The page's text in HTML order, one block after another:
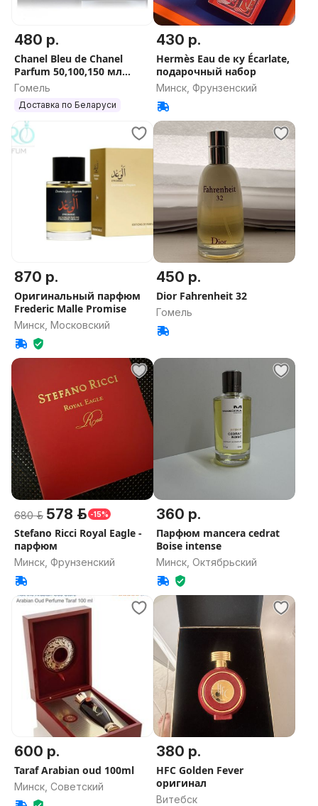
480 р.
Chanel Bleu de Chanel
Parfum 50,100,150 мл
(Шанель Блю де Шанель
Мужские
Гомель
Доставка по Беларуси
430 р.
Hermès Eau de ку Écarlate,
подарочный набор
Минск, Фрунзенский
870 р.
Оригинальный парфюм
Frederic Malle Promise
Минск, Московский
450 р.
Dior Fahrenheit 32
Гомель
680 р. 578 р. -15%
Stefano Ricci Royal Eagle -
парфюм
Минск, Фрунзенский
360 р.
Парфюм mancera cedrat
Boise intense
Минск, Октябрьский
600 р.
Taraf Arabian oud 100ml
Минск, Советский
380 р.
HFC Golden Fever
оригинал
Витебск